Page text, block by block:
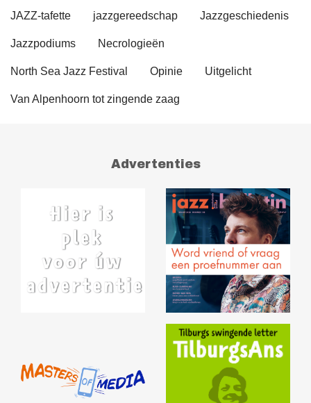
JAZZ-tafette jazzgereedschap Jazzgeschiedenis
Jazzpodiums Necrologieën
North Sea Jazz Festival Opinie Uitgelicht
Van Alpenhoorn tot zingende zaag
Advertenties